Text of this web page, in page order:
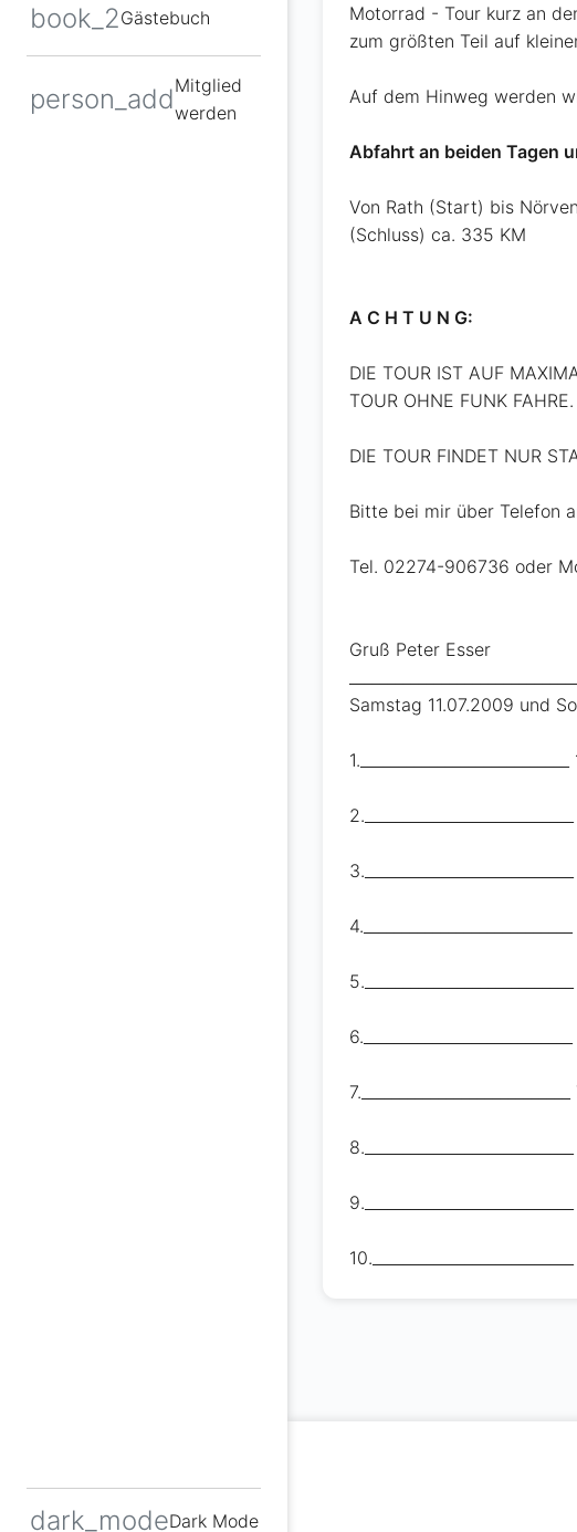
book_2Gästebuch
person_addMitglied
werden
dark_modeDark Mode
Motorrad - Tour kurz an
zum größten Teil auf
Auf dem Hinweg werden
Abfahrt an beiden Tagen
Von Rath (Start) bis
(Schluss) ca. 335 KM
A C H T U N G:
DIE TOUR IST AUF
TOUR OHNE FUNK FAHRE.
DIE TOUR FINDET NUR
Bitte bei mir über Telefon
Tel. 02274-906736 oder
Gruß Peter Esser
Samstag 11.07.2009 und
7.___________________________